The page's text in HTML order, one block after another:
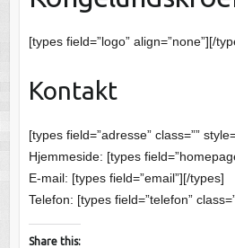
[types field=”logo” align=”none”][/
Kontakt
[types field=”adresse” class=””
Hjemmeside: [types
E-mail: [types field=”email”][/types]
Telefon: [types field=”telefon”
Share this: